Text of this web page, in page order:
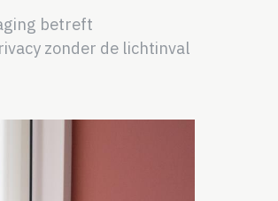
betreft
zonder de lichtinval